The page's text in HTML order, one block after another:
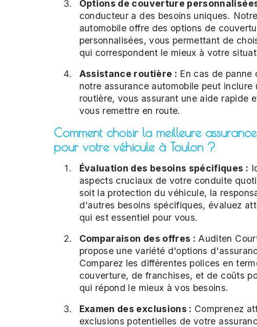
Options de couverture
conducteur a des besoins uniques.
automobile offre des options de
personnalisées, vous permettant de
qui correspondent le mieux à votre
Assistance routière : En cas de
notre assurance automobile peut inclure
routière, vous assurant une aide rapide
vous remettre en route.
Comment choisir la meilleure
pour votre véhicule à Toulon ?
Évaluation des besoins spécifiques :
aspects cruciaux de votre conduite
soit la protection du véhicule, la
d'autres besoins spécifiques, évaluez
qui est essentiel pour vous.
Comparaison des offres : Auditen
propose une variété d'options
Comparez les différentes polices en
couverture, de franchises, et de coûts
qui répond le mieux à vos besoins.
Examen des exclusions : Comprenez
exclusions potentielles de votre